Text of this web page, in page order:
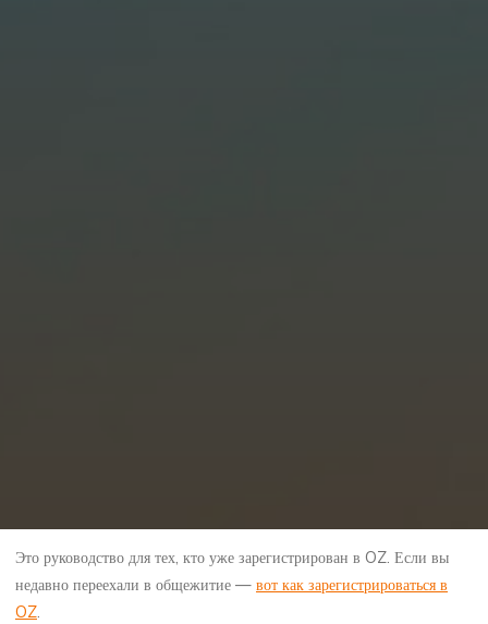
Это руководство для тех, кто уже зарегистрирован в OZ. Если вы
недавно переехали в общежитие —вот как зарегистрироваться в
OZ.